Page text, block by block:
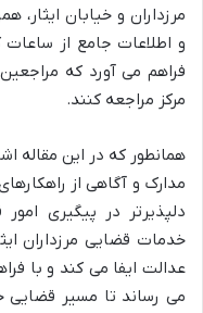
مرزداران و خیابان ایثار،
و اطلاعات جامع از
فراهم می آورد که
مرکز مراجعه کنند.
همانطور که در این مقاله
مدارک و آگاهی از
دلپذیرتر در پیگیری
خدمات قضایی مرزداران
عدالت ایفا می کند و با
می رساند تا مسیر قضایی